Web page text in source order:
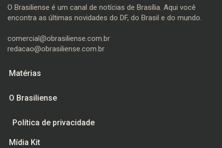
O Brasiliense é um canal de notícias de Brasília. Aqui você
encontra as últimas novidades do DF, do Brasil e do mundo.
comercial@obrasiliense.com.br
redacao@obrasiliense.com.br
Matérias
O Brasiliense
Política de privacidade
Mídia Kit